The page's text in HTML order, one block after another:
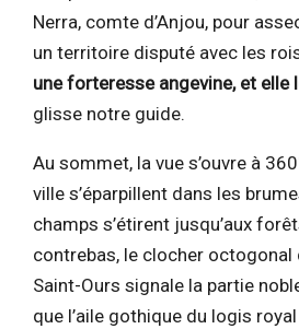
Nerra, comte d’Anjou, pour
un territoire disputé avec les
une forteresse angevine, et elle
glisse notre guide.
Au sommet, la vue s’ouvre à
ville s’éparpillent dans les
champs s’étirent jusqu’aux
contrebas, le clocher octogonal
Saint-Ours signale la partie
que l’aile gothique du logis